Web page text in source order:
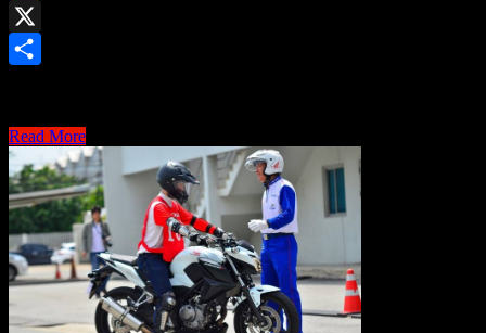
ออก
ทริป
มา
ปัญหา
เฉพาะ
หน้า
กัน
จ้า
Gmail
X
[RIDEสาระ]
D.I.Y.
กล่อง
เครื่อง
มือ
MATALL
มา
ติด
Read More